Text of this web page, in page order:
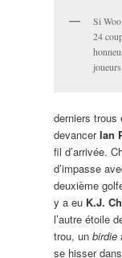
Si
24
derniers trous
devancerIan
fil d’arrivée.
d’impasse
deuxième
y a eu K.J.
l’autre étoile
trou, un birdie
se hisser